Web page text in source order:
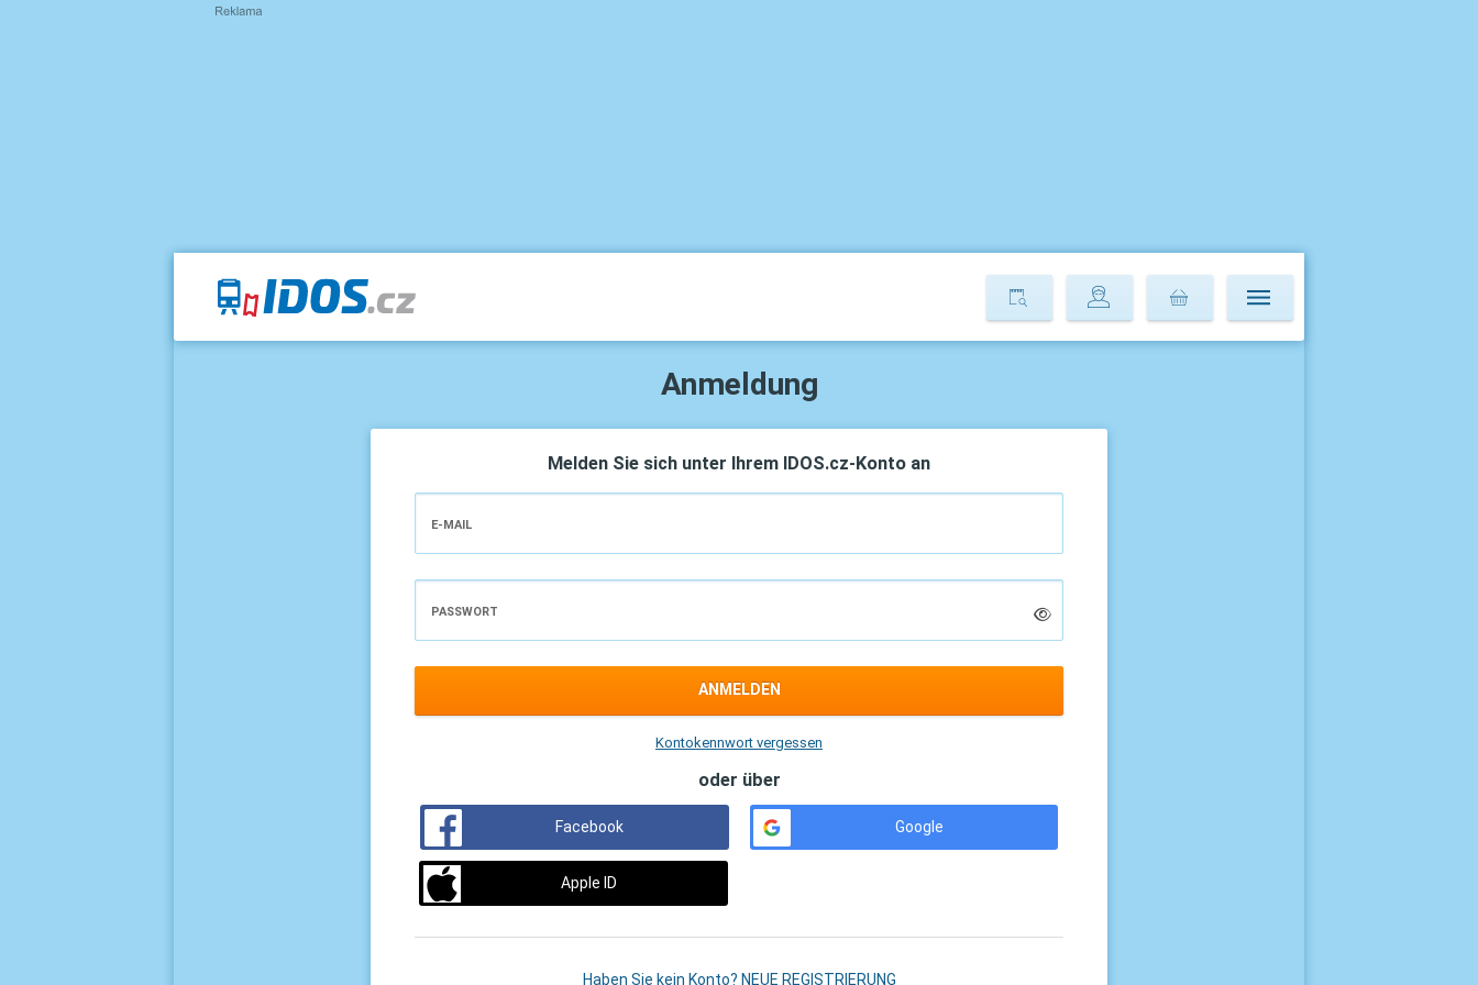
Anmeldung
Melden Sie sich unter Ihrem IDOS.cz-Konto an
E-MAIL
PASSWORT
ANMELDEN
Kontokennwort vergessen
oder über
Facebook Google
Apple ID
Haben Sie kein Konto? NEUE REGISTRIERUNG